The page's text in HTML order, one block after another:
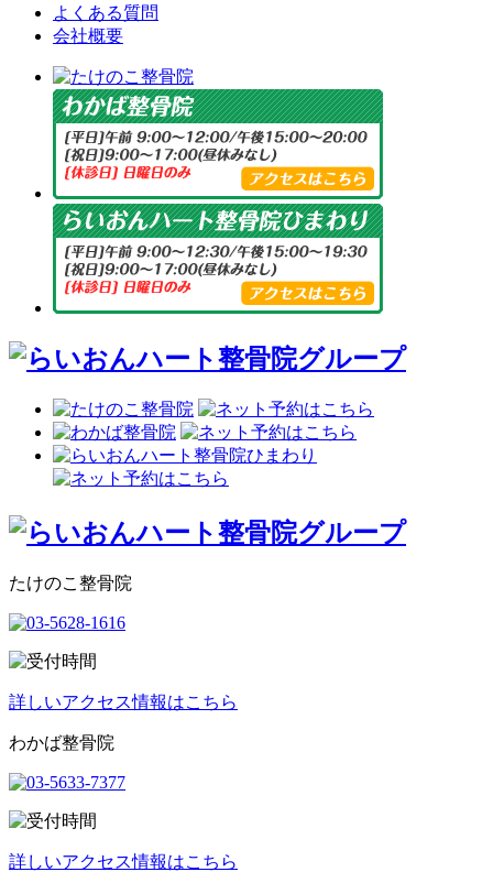
よくある質問
会社概要
たけのこ整骨院
詳しいアクセス情報はこちら
わかば整骨院
詳しいアクセス情報はこちら